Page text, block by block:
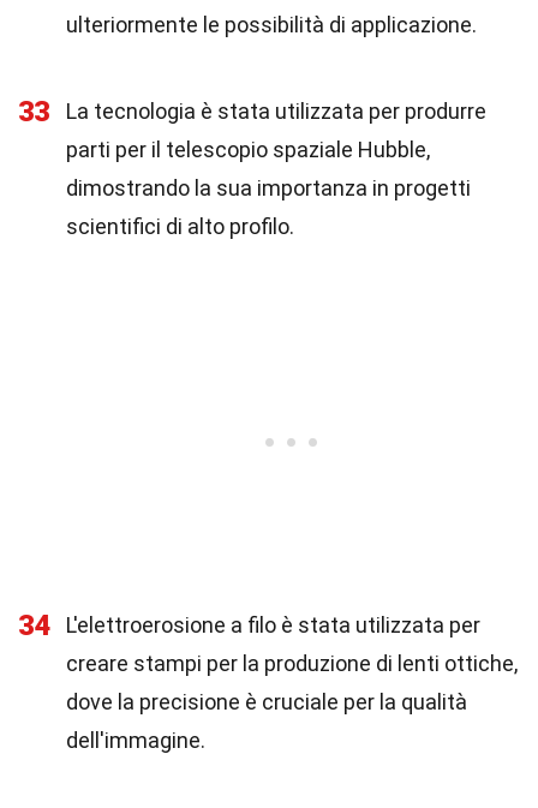
ulteriormente le possibilità di applicazione.
33
La tecnologia è stata utilizzata per produrre
parti per il telescopio spaziale Hubble,
dimostrando la sua importanza in progetti
scientifici di alto profilo.
34
L'elettroerosione a filo è stata utilizzata per
creare stampi per la produzione di lenti ottiche,
dove la precisione è cruciale per la qualità
dell'immagine.